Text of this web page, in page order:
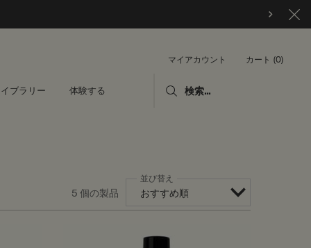
マイアカウント カート 0
0 カート内の製品
ブラリー 体験する 検索...
5 個の製品
並び替え